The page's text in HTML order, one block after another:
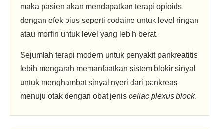
maka pasien akan mendapatkan terapi opioids
dengan efek bius seperti codaine untuk level ringan
atau morfin untuk level yang lebih berat.
Sejumlah terapi modern untuk penyakit pankreatitis
lebih mengarah memanfaatkan sistem blokir sinyal
untuk menghambat sinyal nyeri dari pankreas
menuju otak dengan obat jenis celiac plexus block.